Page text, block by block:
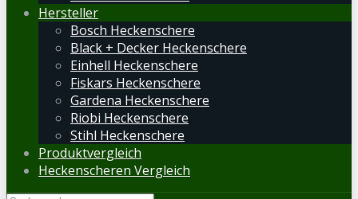
Hersteller
Bosch Heckenschere
Black + Decker Heckenschere
Einhell Heckenschere
Fiskars Heckenschere
Gardena Heckenschere
Riobi Heckenschere
Stihl Heckenschere
Produktvergleich
Heckenscheren Vergleich